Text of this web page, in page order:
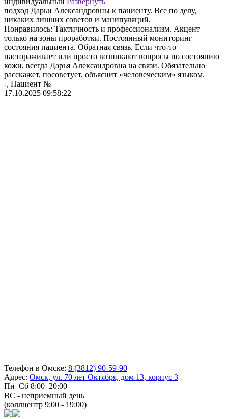
подход Дарьи Александровны к пациенту. Все по делу,
никаких лишних советов и манипуляций.
Понравилось: Тактичность и профессионализм. Акцент
только на зоны проработки. Постоянный мониторинг
состояния пациента. Обратная связь. Если что-то
настораживает или просто возникают вопросы по состоянию
кожи, всегда Дарья Александровна на связи. Обязательно
расскажет, посоветует, объяснит «человеческим» языком.
-, Пациент №
17.10.2025 09:58:22
Телефон в Омске: 8 (3812) 90-59-90
Адрес: Омск, ул. 70 лет Октября, дом 13, корпус 3
Пн–Сб 8:00–20:00
ВС - неприемный день
(коллцентр 9:00 - 19:00)